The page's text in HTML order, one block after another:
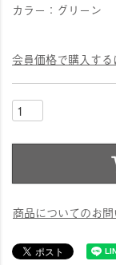
カラー：グリーン
会員価格で購入する
商品についてのお